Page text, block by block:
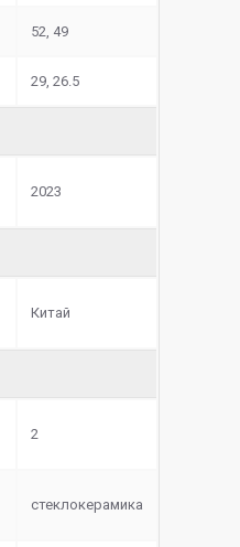
52, 49
29, 26.5
2023
Китай
2
cтеклокерамика